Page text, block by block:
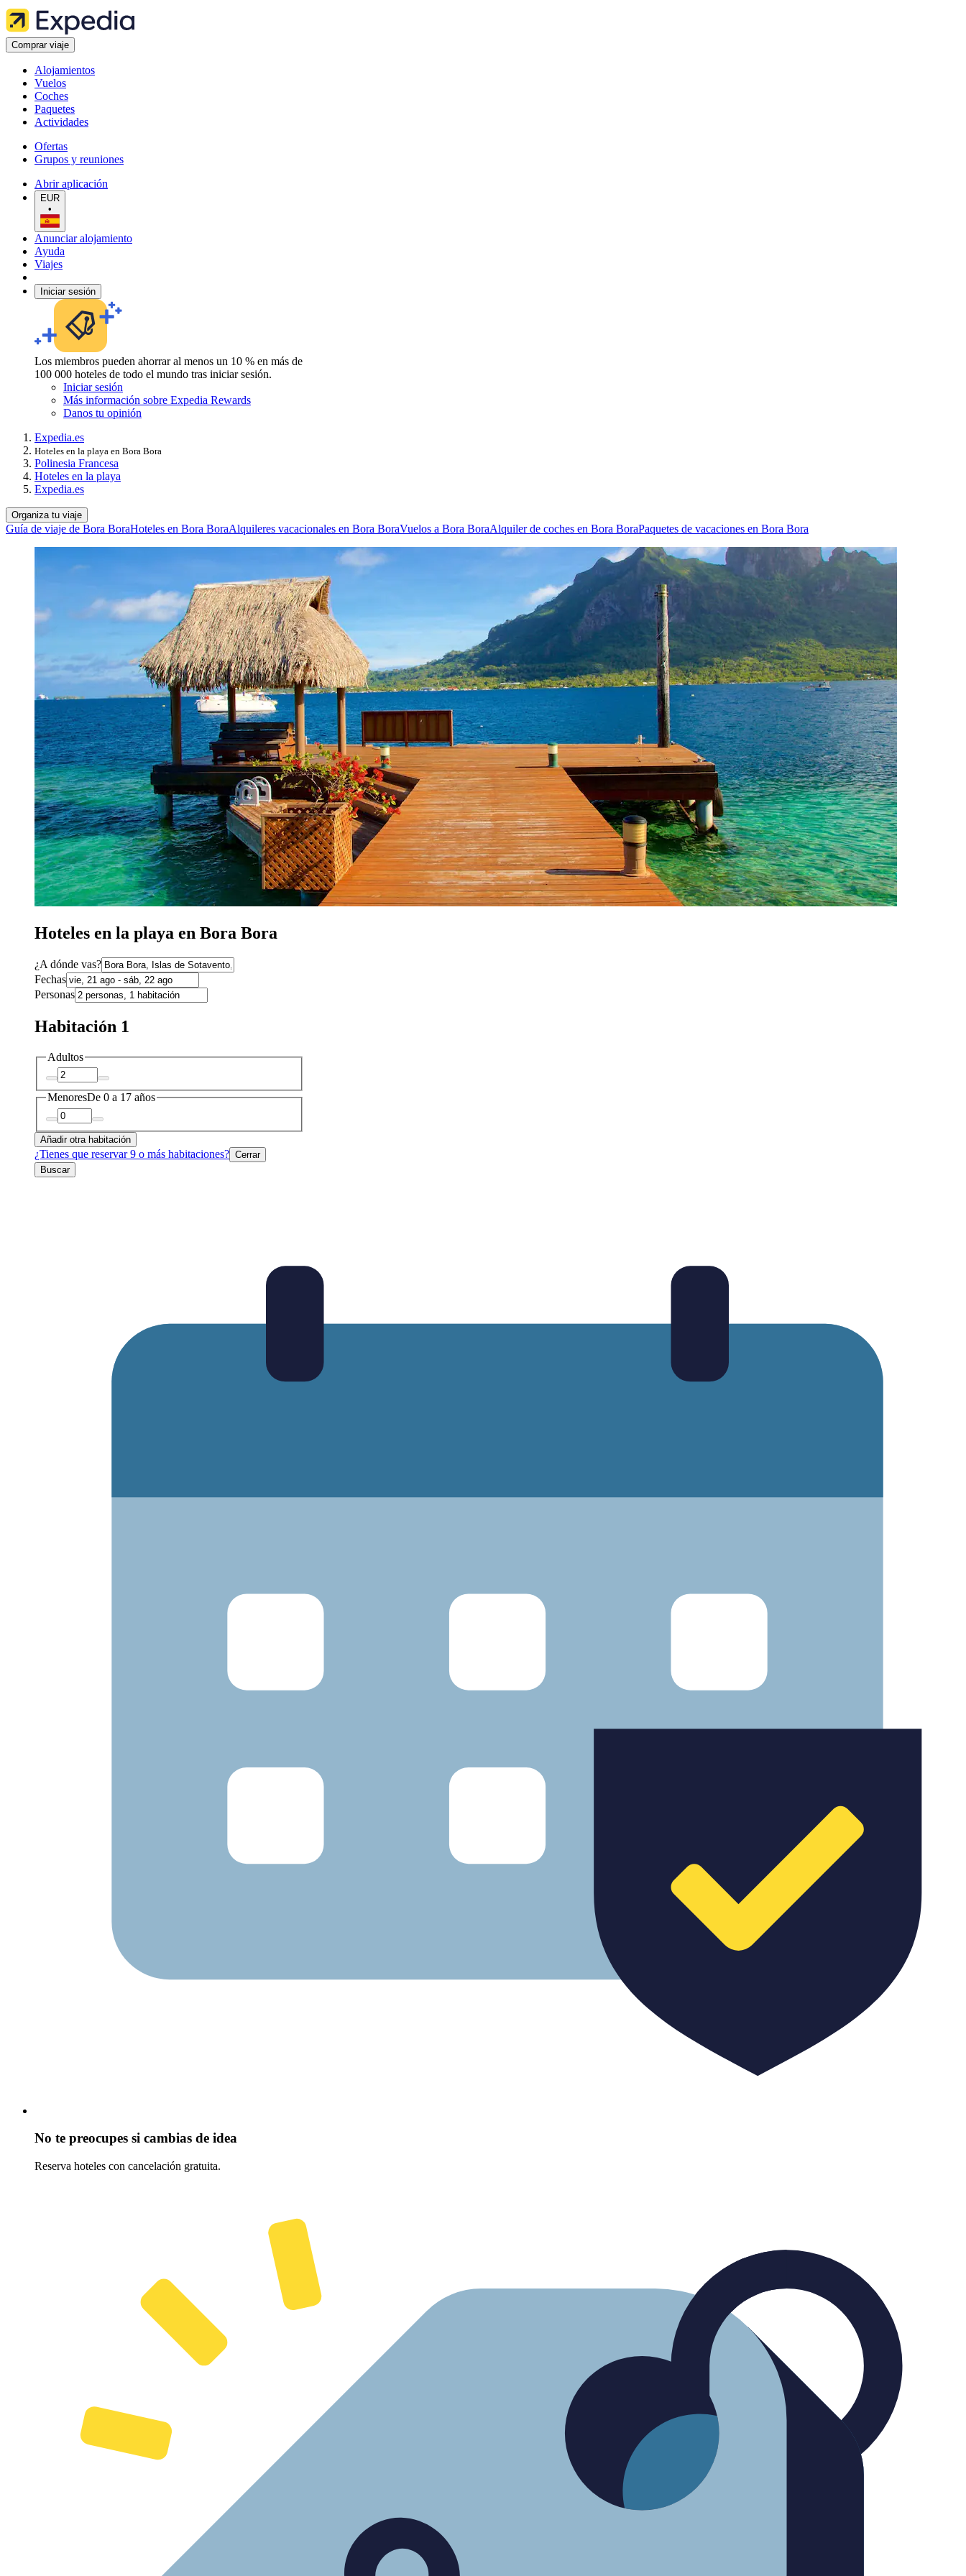
Comprar viaje
Alojamientos
Vuelos
Coches
Paquetes
Actividades
Ofertas
Grupos y reuniones
Abrir aplicación
EUR
•
Anunciar alojamiento
Ayuda
Viajes
Iniciar sesión
Los miembros pueden ahorrar al menos un 10 % en más de
100 000 hoteles de todo el mundo tras iniciar sesión.
Iniciar sesión
Más información sobre Expedia Rewards
Danos tu opinión
Expedia.es
Hoteles en la playa en Bora Bora
Polinesia Francesa
Hoteles en la playa
Expedia.es
Organiza tu viaje
Guía de viaje de Bora BoraHoteles en Bora BoraAlquileres vacacionales en Bora BoraVuelos a Bora BoraAlquiler de coches en Bora BoraPaquetes de vacaciones en Bora Bora
Hoteles en la playa en Bora Bora
¿A dónde vas?
Fechas
Personas
Habitación 1
Adultos
MenoresDe 0 a 17 años
Añadir otra habitación
¿Tienes que reservar 9 o más habitaciones? Cerrar
Buscar
No te preocupes si cambias de idea
Reserva hoteles con cancelación gratuita.